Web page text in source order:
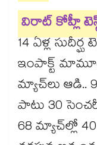
విరాట్ కోహ్లీ
14 ఏళ్ల
ఇంపాక్ట్
మ్యాచ్‌లు ఆడి..
పాటు 30
68 మ్యాచ్‌ల్లో